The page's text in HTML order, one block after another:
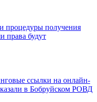
процедуры получения
права будут
ссылки на онлайн-
в Бобруйском РОВД